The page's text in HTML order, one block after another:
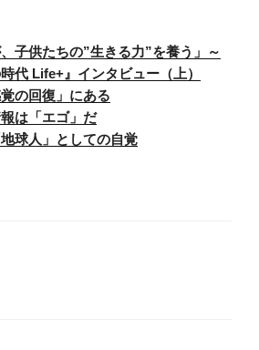
子供たちの”生きる力”を養う」～
代 Life+』インタビュー（上）
の回復」にある
は「エゴ」だ
球人」としての自覚